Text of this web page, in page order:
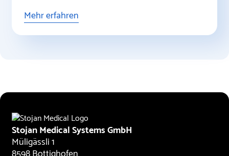
Mehr erfahren
Stojan Medical Systems GmbH
Müligässli 1